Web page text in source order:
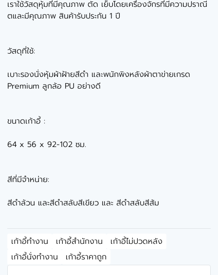
เราใช้วัสดุหุ้มที่มีคุณภาพ ตัด เย็บโดยเครื่องจักรที่มีความปราณี
ตและมีคุณภาพ สินค้ารับประกัน 1 ปี
วัสดุที่ใช้:
เบาะรองนั่งหุ้มผ้าฝ้ายสีดำ และพนักพิงหลังผ้าตาข่ายเกรด
Premium ลูกล้อ PU อย่างดี
ขนาดเก้าอี้ :
64 x 56 x 92-102 ซม.
สีที่มีจำหน่าย:
สีดำล้วน และสีดำสลับสีเขียว และ สีดำสลับสีส้ม
เก้าอี้ทำงาน เก้าอี้สำนักงาน
เก้าอี้ไม่ปวดหลัง
เก้าอี้นั่งทำงาน
เก้าอี้ราคาถูก